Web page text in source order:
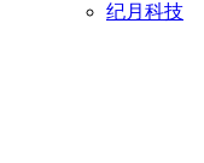
纪月科技